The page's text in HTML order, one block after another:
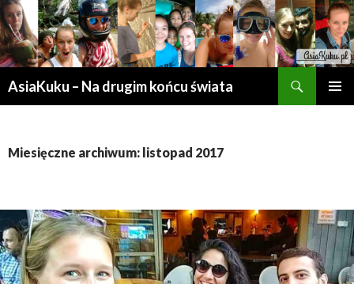
AsiaKuku – Na drugim końcu świata
Miesięczne archiwum: listopad 2017